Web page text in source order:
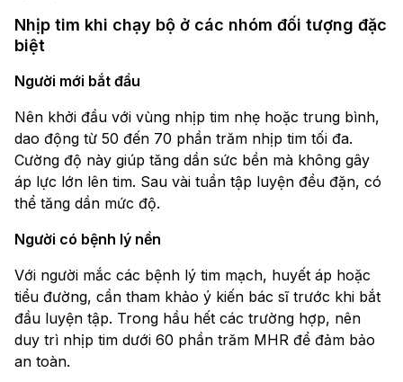
Nhịp tim khi chạy bộ ở các nhóm đối tượng đặc
biệt
Người mới bắt đầu
Nên khởi đầu với vùng nhịp tim nhẹ hoặc trung bình,
dao động từ 50 đến 70 phần trăm nhịp tim tối đa.
Cường độ này giúp tăng dần sức bền mà không gây
áp lực lớn lên tim. Sau vài tuần tập luyện đều đặn, có
thể tăng dần mức độ.
Người có bệnh lý nền
Với người mắc các bệnh lý tim mạch, huyết áp hoặc
tiểu đường, cần tham khảo ý kiến bác sĩ trước khi bắt
đầu luyện tập. Trong hầu hết các trường hợp, nên
duy trì nhịp tim dưới 60 phần trăm MHR để đảm bảo
an toàn.